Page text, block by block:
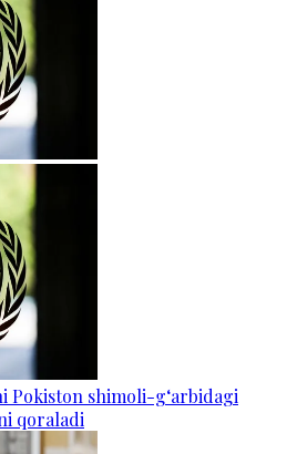
Pokiston shimoli-g‘arbidagi
qoraladi